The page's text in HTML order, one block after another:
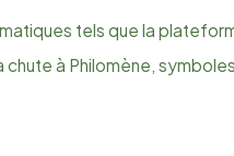
tels que la
à Philomène,